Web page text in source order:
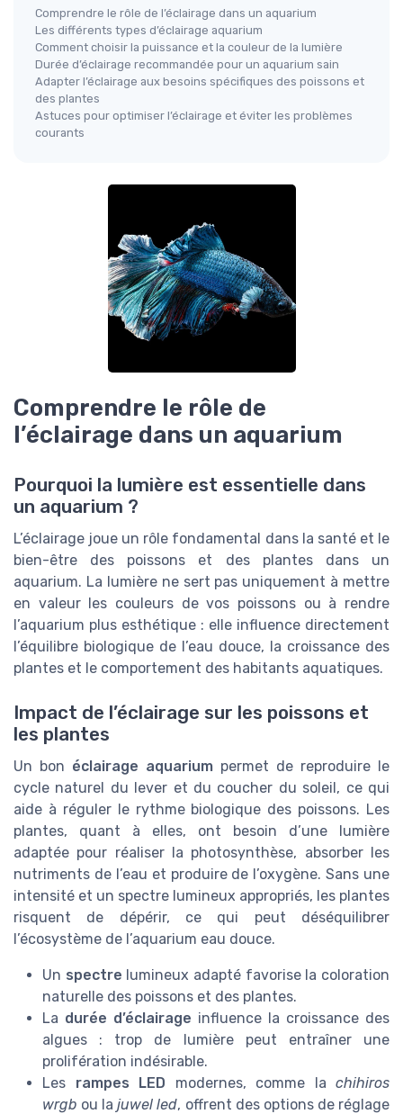
Comprendre le rôle de l’éclairage dans un aquarium
Les différents types d’éclairage aquarium
Comment choisir la puissance et la couleur de la lumière
Durée d’éclairage recommandée pour un aquarium sain
Adapter l’éclairage aux besoins spécifiques des poissons et
des plantes
Astuces pour optimiser l’éclairage et éviter les problèmes
courants
Comprendre le rôle de
l’éclairage dans un aquarium
Pourquoi la lumière est essentielle dans
un aquarium ?
L’éclairage joue un rôle fondamental dans la santé et le
bien-être des poissons et des plantes dans un
aquarium. La lumière ne sert pas uniquement à mettre
en valeur les couleurs de vos poissons ou à rendre
l’aquarium plus esthétique : elle influence directement
l’équilibre biologique de l’eau douce, la croissance des
plantes et le comportement des habitants aquatiques.
Impact de l’éclairage sur les poissons et
les plantes
Un bon éclairage aquarium permet de reproduire le
cycle naturel du lever et du coucher du soleil, ce qui
aide à réguler le rythme biologique des poissons. Les
plantes, quant à elles, ont besoin d’une lumière
adaptée pour réaliser la photosynthèse, absorber les
nutriments de l’eau et produire de l’oxygène. Sans une
intensité et un spectre lumineux appropriés, les plantes
risquent de dépérir, ce qui peut déséquilibrer
l’écosystème de l’aquarium eau douce.
Un spectre lumineux adapté favorise la coloration
naturelle des poissons et des plantes.
La durée d’éclairage influence la croissance des
algues : trop de lumière peut entraîner une
prolifération indésirable.
Les rampes LED modernes, comme la chihiros
wrgb ou lajuwel led, offrent des options de réglage